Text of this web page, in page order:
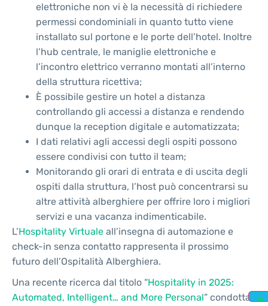
elettroniche non vi è la necessità di richiedere
permessi condominiali in quanto tutto viene
installato sul portone e le porte dell’hotel. Inoltre
l’hub centrale, le maniglie elettroniche e
l’incontro elettrico verranno montati all’interno
della struttura ricettiva;
È possibile gestire un hotel a distanza
controllando gli accessi a distanza e rendendo
dunque la reception digitale e automatizzata;
I dati relativi agli accessi degli ospiti possono
essere condivisi con tutto il team;
Monitorando gli orari di entrata e di uscita degli
ospiti dalla struttura, l’host può concentrarsi su
altre attività alberghiere per offrire loro i migliori
servizi e una vacanza indimenticabile.
L’Hospitality Virtuale all’insegna di automazione e
check-in senza contatto rappresenta il prossimo
futuro dell’Ospitalità Alberghiera.
Una recente ricerca dal titolo “Hospitality in 2025:
Automated, Intelligent… and More Personal” condotta